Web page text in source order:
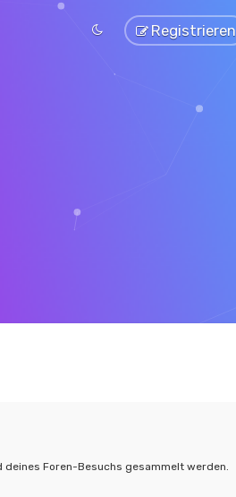
Registrieren
deines Foren-Besuchs gesammelt werden.